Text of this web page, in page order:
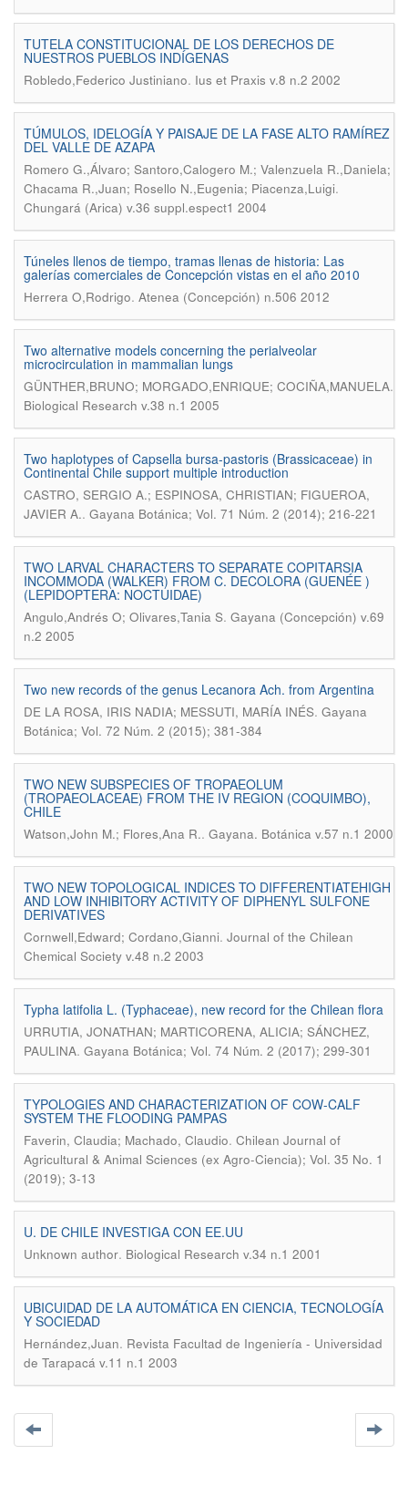
TUTELA CONSTITUCIONAL DE LOS DERECHOS DE
NUESTROS PUEBLOS INDÍGENAS
Robledo,Federico Justiniano. Ius et Praxis v.8 n.2 2002
TÚMULOS, IDELOGÍA Y PAISAJE DE LA FASE ALTO RAMÍREZ
DEL VALLE DE AZAPA
Romero G.,Álvaro; Santoro,Calogero M.; Valenzuela R.,Daniela;
Chacama R.,Juan; Rosello N.,Eugenia; Piacenza,Luigi.
Chungará (Arica) v.36 suppl.espect1 2004
Túneles llenos de tiempo, tramas llenas de historia: Las
galerías comerciales de Concepción vistas en el año 2010
Herrera O,Rodrigo. Atenea (Concepción) n.506 2012
Two alternative models concerning the perialveolar
microcirculation in mammalian lungs
GÜNTHER,BRUNO; MORGADO,ENRIQUE; COCIÑA,MANUELA.
Biological Research v.38 n.1 2005
Two haplotypes of Capsella bursa-pastoris (Brassicaceae) in
Continental Chile support multiple introduction
CASTRO, SERGIO A.; ESPINOSA, CHRISTIAN; FIGUEROA,
JAVIER A.. Gayana Botánica; Vol. 71 Núm. 2 (2014); 216-221
TWO LARVAL CHARACTERS TO SEPARATE COPITARSIA
INCOMMODA (WALKER) FROM C. DECOLORA (GUENÉE )
(LEPIDOPTERA: NOCTUIDAE)
Angulo,Andrés O; Olivares,Tania S. Gayana (Concepción) v.69
n.2 2005
Two new records of the genus Lecanora Ach. from Argentina
DE LA ROSA, IRIS NADIA; MESSUTI, MARÍA INÉS. Gayana
Botánica; Vol. 72 Núm. 2 (2015); 381-384
TWO NEW SUBSPECIES OF TROPAEOLUM
(TROPAEOLACEAE) FROM THE IV REGION (COQUIMBO),
CHILE
Watson,John M.; Flores,Ana R.. Gayana. Botánica v.57 n.1 2000
TWO NEW TOPOLOGICAL INDICES TO DIFFERENTIATEHIGH
AND LOW INHIBITORY ACTIVITY OF DIPHENYL SULFONE
DERIVATIVES
Cornwell,Edward; Cordano,Gianni. Journal of the Chilean
Chemical Society v.48 n.2 2003
Typha latifolia L. (Typhaceae), new record for the Chilean flora
URRUTIA, JONATHAN; MARTICORENA, ALICIA; SÁNCHEZ,
PAULINA. Gayana Botánica; Vol. 74 Núm. 2 (2017); 299-301
TYPOLOGIES AND CHARACTERIZATION OF COW-CALF
SYSTEM THE FLOODING PAMPAS
Faverin, Claudia; Machado, Claudio. Chilean Journal of
Agricultural & Animal Sciences (ex Agro-Ciencia); Vol. 35 No. 1
(2019); 3-13
U. DE CHILE INVESTIGA CON EE.UU
Unknown author. Biological Research v.34 n.1 2001
UBICUIDAD DE LA AUTOMÁTICA EN CIENCIA, TECNOLOGÍA
Y SOCIEDAD
Hernández,Juan. Revista Facultad de Ingeniería - Universidad
de Tarapacá v.11 n.1 2003